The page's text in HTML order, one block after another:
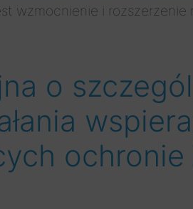
wzmocnienie i
o